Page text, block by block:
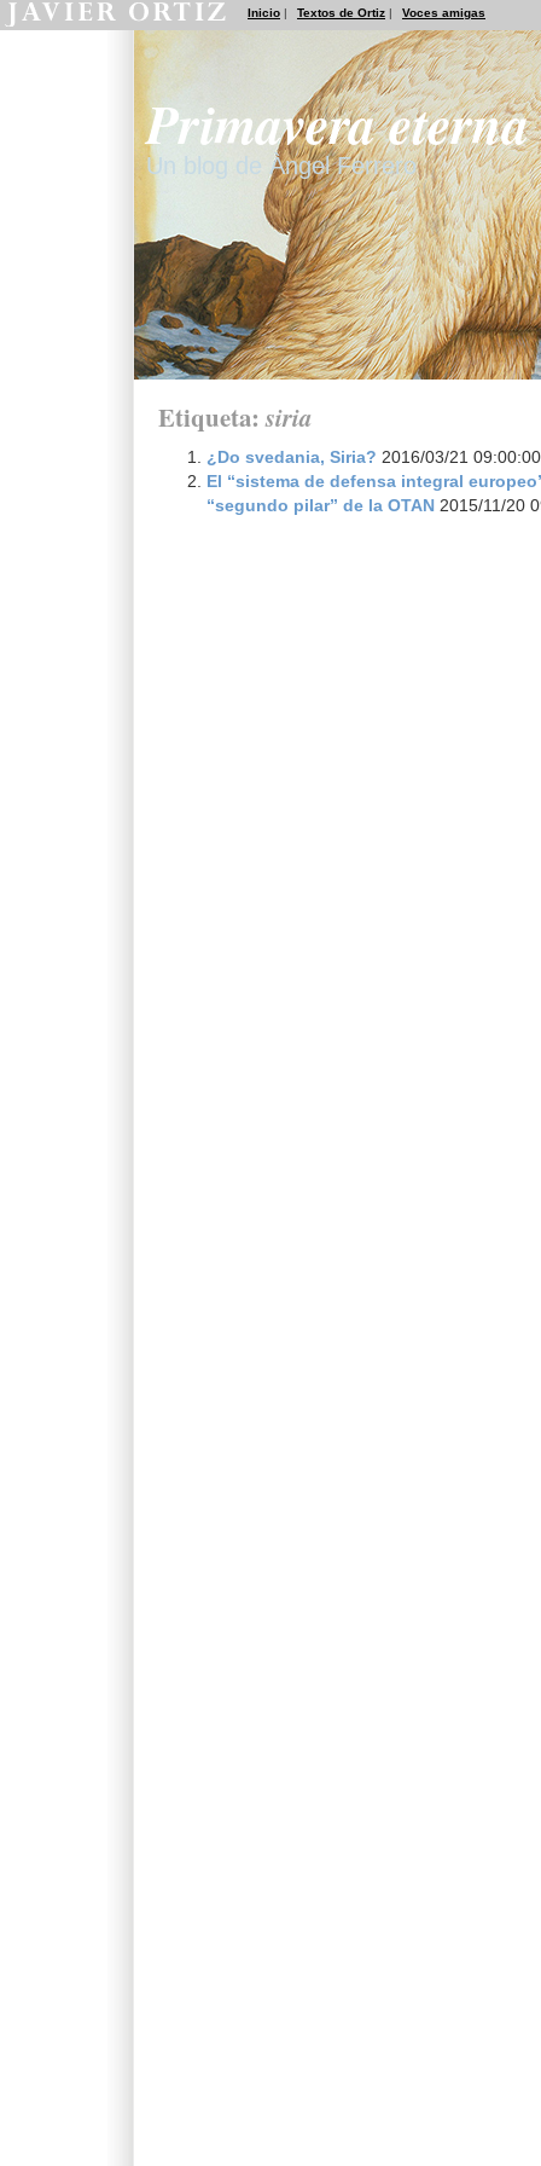
Inicio | Textos de Ortiz | Voces amigas
Primavera eterna
Un blog de Àngel Ferrero
Etiqueta:siria
¿Do svedania, Siria? 2016/03/21
El “sistema de defensa integral
“segundo pilar” de la OTAN 2015/11/20